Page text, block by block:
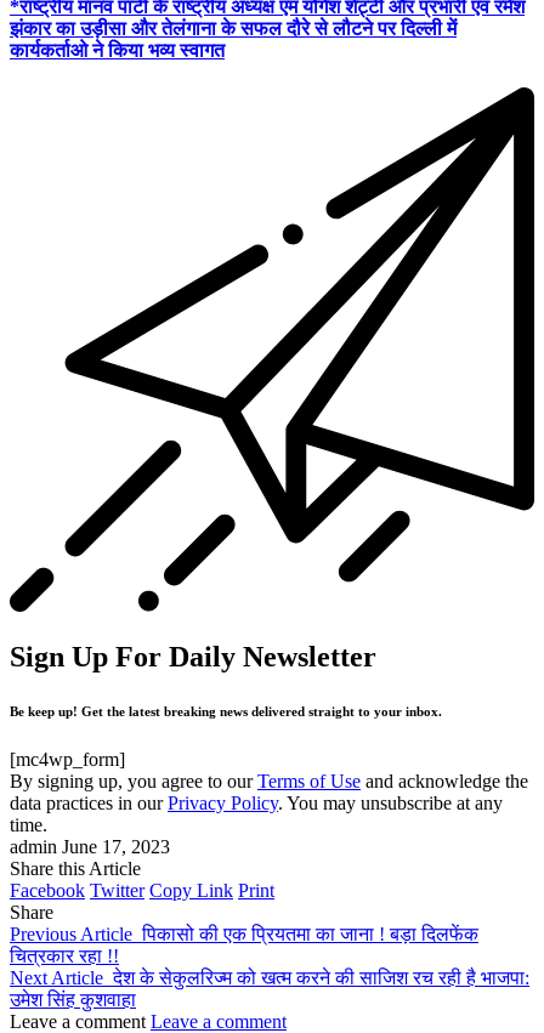
*राष्ट्रीय मानव पार्टी के राष्ट्रीय अध्यक्ष एम योगेश शेट्टी और प्रभारी एवं रमेश
झंकार का उड़ीसा और तेलंगाना के सफल दौरे से लौटने पर दिल्ली में
कार्यकर्ताओ ने किया भव्य स्वागत
Sign Up For Daily Newsletter
Be keep up! Get the latest breaking news delivered straight to your inbox.
[mc4wp_form]
By signing up, you agree to ourTerms of Use and acknowledge the
data practices in ourPrivacy Policy. You may unsubscribe at any
time.
admin June 17, 2023
Share this Article
Facebook Twitter Copy Link Print
Share
Previous Article पिकासो की एक प्रियतमा का जाना ! बड़ा दिलफेंक
चित्रकार रहा !!
Next Article देश के सेकुलरिज्म को खत्म करने की साजिश रच रही है भाजपा:
उमेश सिंह कुशवाहा
Leave a comment Leave a comment